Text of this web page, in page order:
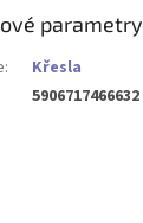
parametry
:
Křesla
5906717466632